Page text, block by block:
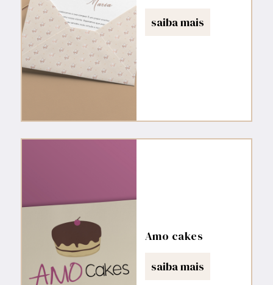
saiba mais
Amo cakes
saiba mais